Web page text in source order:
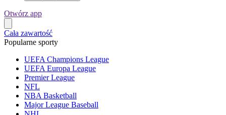
Otwórz app
Cała zawartość
Popularne sporty
UEFA Champions League
UEFA Europa League
Premier League
NFL
NBA Basketball
Major League Baseball